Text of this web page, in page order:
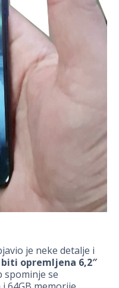
je neke detalje i
biti opremljena 6,2″
spominje se